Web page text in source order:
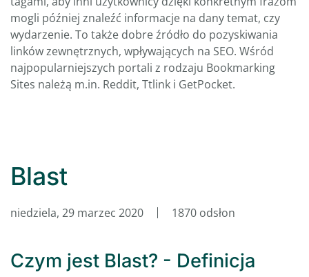
mogli później znaleźć informacje na dany temat, czy
wydarzenie. To także dobre źródło do pozyskiwania
linków zewnętrznych, wpływających na SEO. Wśród
najpopularniejszych portali z rodzaju Bookmarking
Sites należą m.in. Reddit, Ttlink i GetPocket.
Blast
niedziela, 29 marzec 2020 1870 odsłon
Czym jest Blast? - Definicja